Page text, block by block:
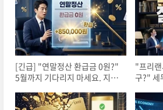
[긴급] "연말정산 환급금 0원?"
5월까지 기다리지 마세요. 지금
결
"프리
구?" 세
급 비밀)